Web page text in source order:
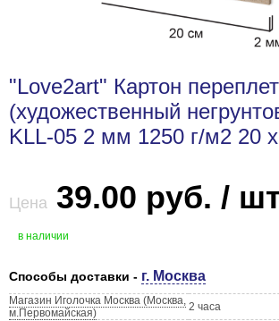
"Love2art" Картон
(художественный
KLL-05 2 мм 1250 г/м2 20
Цена 39.00 руб. /
в наличии
Способы доставки - г. Москва
Магазин Иголочка Москва (Москва,
м.Первомайская)
2 часа